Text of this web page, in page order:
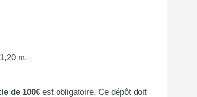
m.
de 100€ est obligatoire. Ce dépôt doit